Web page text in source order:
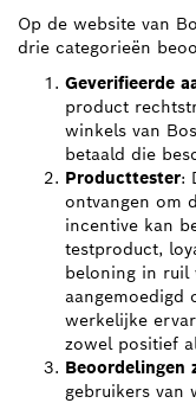
Op de website van
drie categorieën
Geverifieerde
product
winkels van
betaald die
Producttester:
ontvangen om
incentive kan
testproduct,
beloning in ruil
aangemoedigd
werkelijke
zowel positief
Beoordelingen
gebruikers van